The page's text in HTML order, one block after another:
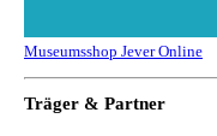
Museumsshop Jever Online
Träger & Partner